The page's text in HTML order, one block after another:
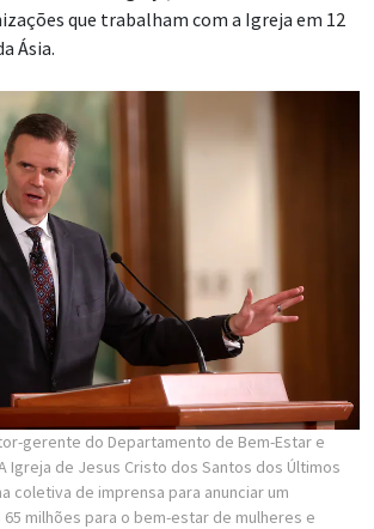
que trabalham com a Igreja em 12
Ásia.
gerente do Departamento de Bem-Estar e
Igreja de Jesus Cristo dos Santos dos Últimos
coletiva de imprensa para anunciar um
milhões para o bem-estar de mulheres e